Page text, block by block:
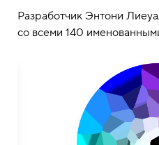
Разработчик Энтони
со всеми 140